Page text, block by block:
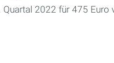
2022 für 475 Euro